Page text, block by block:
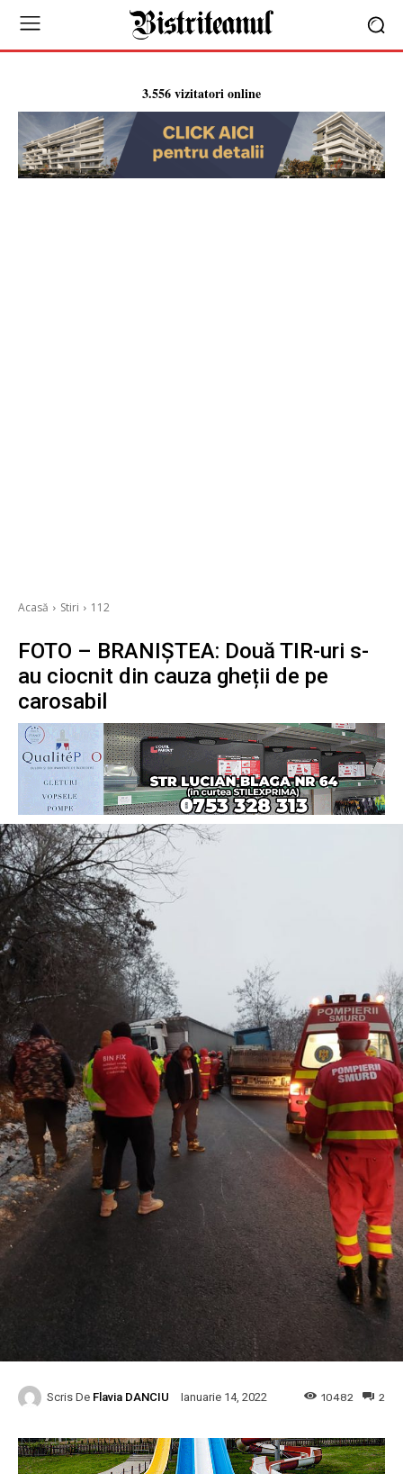
3.556 vizitatori online
Acasă Stiri 112
FOTO – BRANIȘTEA: Două TIR-uri s-
au ciocnit din cauza gheții de pe
carosabil
Scris De Flavia DANCIU Ianuarie 14, 2022 2
10482